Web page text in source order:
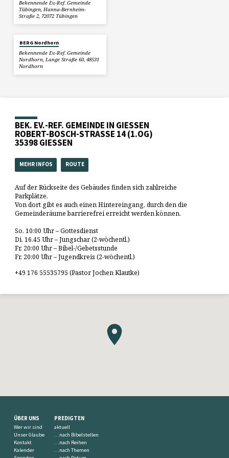
Bekennende Ev.-Ref. Gemeinde
Tübingen, Hanna-Bernheim-
Straße 2, 72072 Tübingen
BERG Nordhorn
Bekennende Ev.-Ref. Gemeinde
Nordhorn, Lange Straße 60, 48531
Nordhorn
BEK. EV.-REF. GEMEINDE IN GIESSEN
ROBERT-BOSCH-STRASSE 14 (1.OG)
35398 GIESSEN
MEHR INFOS ROUTE
Auf der Rückseite des Gebäudes finden sich zahlreiche
Parkplätze.
Von dort gibt es auch einen Hintereingang, durch den die
Gemeinderäume barrierefrei erreicht werden können.
So. 10:00 Uhr – Gottesdienst
Di. 16.45 Uhr – Jungschar (2-wöchentl.)
Fr. 20:00 Uhr – Bibel-/Gebetsstunde
Fr. 20:00 Uhr – Jugendkreis (2-wöchentl.)
+49 176 55535795 (Pastor Jochen Klautke)
ÜBER UNS
Wer wir sind
Unser Glaube
Kontakt
Kalender
PREDIGTEN
aktuell
…nach Bibelstellen
…nach Reihen
…nach Themen